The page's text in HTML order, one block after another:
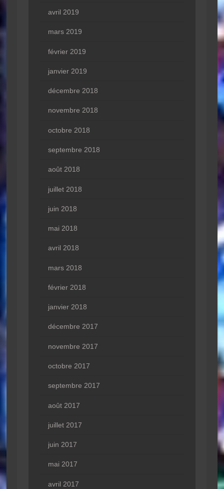
avril 2019
mars 2019
février 2019
janvier 2019
décembre 2018
novembre 2018
octobre 2018
septembre 2018
août 2018
juillet 2018
juin 2018
mai 2018
avril 2018
mars 2018
février 2018
janvier 2018
décembre 2017
novembre 2017
octobre 2017
septembre 2017
août 2017
juillet 2017
juin 2017
mai 2017
avril 2017